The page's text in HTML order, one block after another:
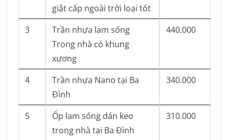
giật cấp ngoài trời loại tốt
3
Trần nhựa lam sóng
Trong nhà có khung
xương
440.000
4
Trần nhựa Nano tại Ba
Đình
340.000
5
Ốp lam sóng dán keo
trong nhà tại Ba Đình
310.000